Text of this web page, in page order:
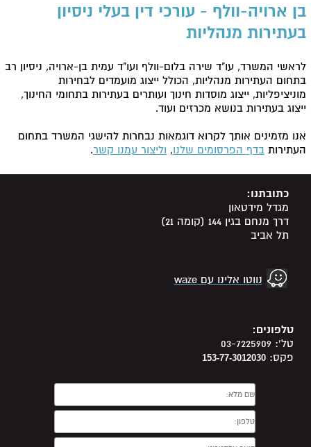
בן ארויה-וולף - עורכי דין בעלי ניסיון
בעתירות מנהליות
לראשי המשרד, עו"ד שירה בלום-וולף ועו"ד עמית בן-ארויה, ניסיון רב
בתחום העתירות מנהליות, הכולל ייצוג מועמדים לבחירות
מוניציפליות, ייצוג מוסדות חינוך ועותרים בעתירות בתחומי החינוך,
ייצוג בעתירות בנושא מכרזים ועוד.
אנו מזמינים אותך לקרוא דוגמאות נבחרות להישגי המשרד בתחום
העתירות בדף הפרסומים שלנו, וליצור עמנו קשר.
כתובתנו:
מגדל מידטאון
דרך מנחם בגין 144 (קומה 21)
תל אביב
נווטו אלינו עם waze
טלפונים:
טל': 03-7225909
פקס:153-77-3012030